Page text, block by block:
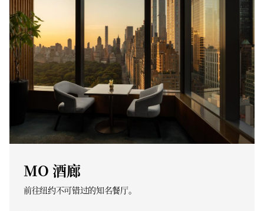
MO 酒廊
前往纽约不可错过的知名餐厅。